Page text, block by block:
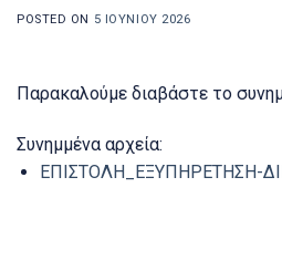
POSTED ON 5 ΙΟΥΝΊΟΥ 2026
Παρακαλούμε διαβάστε το
Συνημμένα αρχεία:
ΕΠΙΣΤΟΛΗ_ΕΞΥΠΗΡΕΤΗΣΗ-